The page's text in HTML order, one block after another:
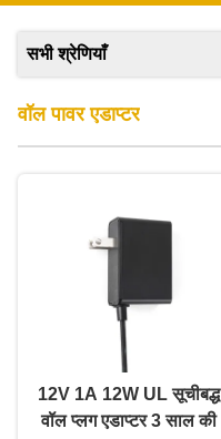
सभी श्रेणियाँ
वॉल पावर एडाप्टर
12V 1A 12W UL सूचीबद्ध
वॉल प्लग एडाप्टर 3 साल की